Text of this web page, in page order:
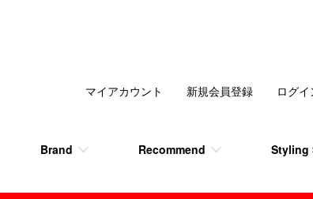
Brand Recommend Styling
マイアカウント 新規会員登録 ログイ